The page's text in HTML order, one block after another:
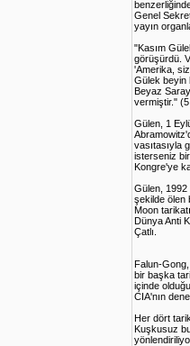
Genel
yayın
"Kasım
görüşürdü.
'Amerika,
Gülek beyin
Beyaz
vermiştir."
Gülen, 1
vasıtasıyla
isterseniz
Kongre'ye
Gülen, 1992
şekilde ölen
Moon
Dünya Anti
Çatlı.
Falun-
bir başka
içinde
CIA'nın
Her dört
Kuşkusuz